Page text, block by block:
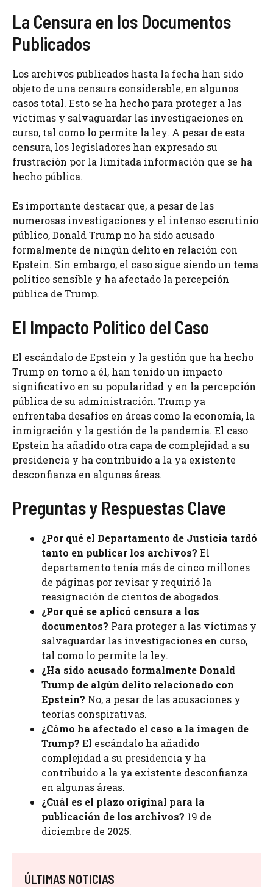
La Censura en los Documentos
Publicados
Los archivos publicados hasta la fecha han sido
objeto de una censura considerable, en algunos
casos total. Esto se ha hecho para proteger a las
víctimas y salvaguardar las investigaciones en
curso, tal como lo permite la ley. A pesar de esta
censura, los legisladores han expresado su
frustración por la limitada información que se ha
hecho pública.
Es importante destacar que, a pesar de las
numerosas investigaciones y el intenso escrutinio
público, Donald Trump no ha sido acusado
formalmente de ningún delito en relación con
Epstein. Sin embargo, el caso sigue siendo un tema
político sensible y ha afectado la percepción
pública de Trump.
El Impacto Político del Caso
El escándalo de Epstein y la gestión que ha hecho
Trump en torno a él, han tenido un impacto
significativo en su popularidad y en la percepción
pública de su administración. Trump ya
enfrentaba desafíos en áreas como la economía, la
inmigración y la gestión de la pandemia. El caso
Epstein ha añadido otra capa de complejidad a su
presidencia y ha contribuido a la ya existente
desconfianza en algunas áreas.
Preguntas y Respuestas Clave
¿Por qué el Departamento de Justicia tardó
tanto en publicar los archivos? El
departamento tenía más de cinco millones
de páginas por revisar y requirió la
reasignación de cientos de abogados.
¿Por qué se aplicó censura a los
documentos? Para proteger a las víctimas y
salvaguardar las investigaciones en curso,
tal como lo permite la ley.
¿Ha sido acusado formalmente Donald
Trump de algún delito relacionado con
Epstein? No, a pesar de las acusaciones y
teorías conspirativas.
¿Cómo ha afectado el caso a la imagen de
Trump? El escándalo ha añadido
complejidad a su presidencia y ha
contribuido a la ya existente desconfianza
en algunas áreas.
¿Cuál es el plazo original para la
publicación de los archivos? 19 de
diciembre de 2025.
ÚLTIMAS NOTICIAS